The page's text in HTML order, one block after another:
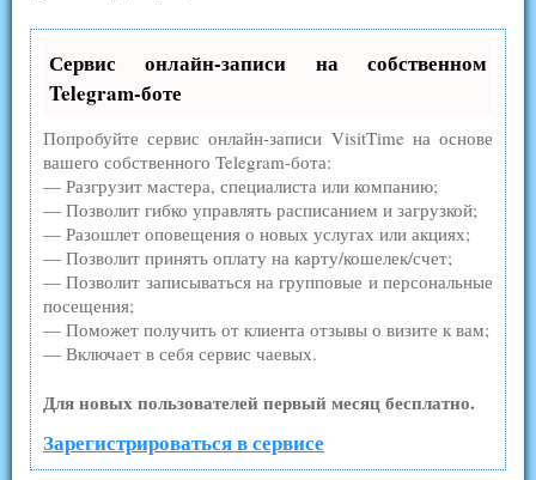
Сервис онлайн-записи на собственном
Telegram-боте
Попробуйте сервис онлайн-записи VisitTime на основе
вашего собственного Telegram-бота:
— Разгрузит мастера, специалиста или компанию;
— Позволит гибко управлять расписанием и загрузкой;
— Разошлет оповещения о новых услугах или акциях;
— Позволит принять оплату на карту/кошелек/счет;
— Позволит записываться на групповые и персональные
посещения;
— Поможет получить от клиента отзывы о визите к вам;
— Включает в себя сервис чаевых.
Для новых пользователей первый месяц бесплатно.
Зарегистрироваться в сервисе